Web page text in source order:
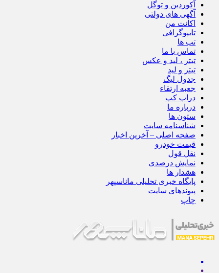
آکوردین و توگل
آگهی های دولتی
اکانت من
تایپوگرافی
تب ها
تماس با ما
تیتر ، لید و عکس
تیتر و لید
جدول لیگ
جعبه ارتقاء
دراپ کپ
درباره ما
ستون ها
شناسنامه سایت
صفحه اصلی – آخرین اخبار
قیمت خودرو
نقل قول
نمایش درصدی
هشدار ها
پایگاه خبری تحلیلی ماناسپهر
پیوندهای سایت
چاپ